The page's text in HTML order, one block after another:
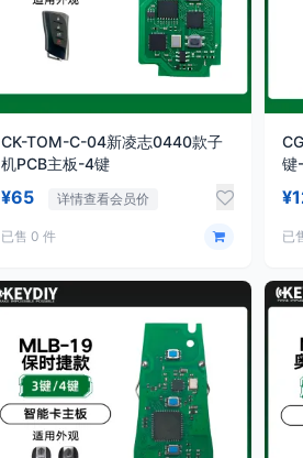
CK-TOM-C-04新凌志0440款子
机PCB主板-4键
¥65 详情查看会员价
已售 0 件
键
已